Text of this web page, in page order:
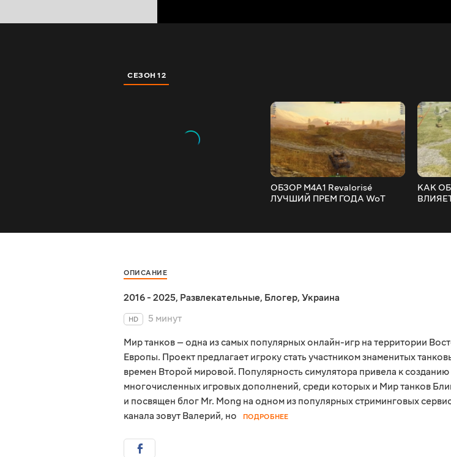
СЕЗОН 12
ОБЗОР M4A1 Revalorisé
ЛУЧШИЙ ПРЕМ ГОДА WoT
КАК
ОПИСАНИЕ
2016 - 2025, Развлекательные, Блогер, Украина
HD
5 минут
Мир танков — одна из самых популярных онлайн-игр на территории
Европы. Проект предлагает игроку стать участником знаменитых
времен Второй мировой. Популярность симулятора привела к созданию
многочисленных игровых дополнений, среди которых и Мир танков
и посвящен блог Mr. Mong на одном из популярных стриминговых
канала зовут Валерий, но
ПОДРОБНЕЕ